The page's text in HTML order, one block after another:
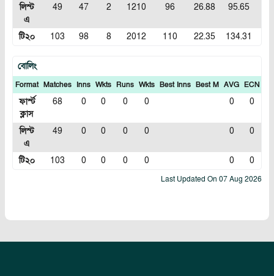
লিস্ট
এ
49 47 2 1210 96 26.88 95.65
টি২০ 103 98 8 2012 110 22.35 134.31
বোলিং
Format Matches Inns Wkts Runs Wkts Best Inns Best M AVG ECN
ফার্স্ট
ক্লাস
68 0 0 0 0 0 0
লিস্ট
এ
49 0 0 0 0 0 0
টি২০ 103 0 0 0 0 0 0
Last Updated On 07 Aug 2026